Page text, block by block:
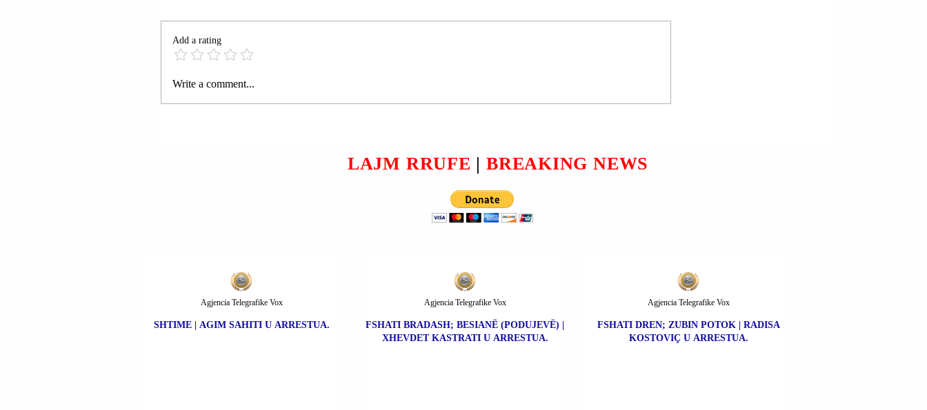
RRUGA “NATO 99”;
Add a rating
Write a comment...
LAJM RRUFE | BREAKING NEWS
SHTIME | AGIM SAHITI U ARRESTUA.
Agjencia Telegrafike Vox
FSHATI BRADASH; BESIANË (PODUJEVË) |
XHEVDET KASTRATI U ARRESTUA.
Agjencia Telegrafike Vox
FSHATI DREN; ZUBIN POTOK | RADISA
KOSTOVIÇ U ARRESTUA.
Agjencia Telegrafike Vox